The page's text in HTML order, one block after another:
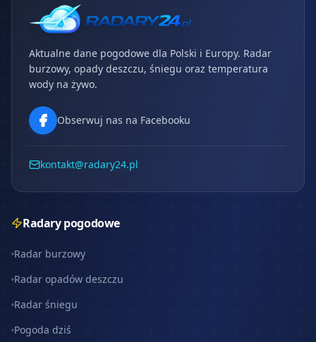
Aktualne dane pogodowe dla Polski i Europy. Radar
burzowy, opady deszczu, śniegu oraz temperatura
wody na żywo.
Obserwuj nas na Facebooku
kontakt@radary24.pl
Radary pogodowe
Radar burzowy
Radar opadów deszczu
Radar śniegu
Pogoda dziś